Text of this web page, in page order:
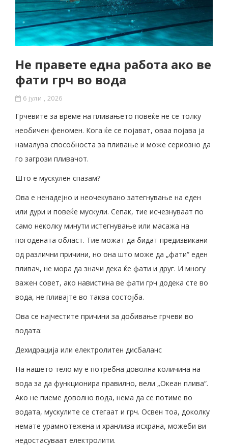
Не правете една работа ако ве
фати грч во вода
6 јули , 2026
Грчевите за време на пливањето повеќе не се толку
необичен феномен. Кога ќе се појават, оваа појава ја
намалува способноста за пливање и може сериозно да
го загрози пливачот.
Што е мускулен спазам?
Ова е ненадејно и неочекувано затегнување на еден
или дури и повеќе мускули. Сепак, тие исчезнуваат по
само неколку минути истегнување или масажа на
погодената област. Тие можат да бидат предизвикани
од различни причини, но она што може да „фати“ еден
пливач, не мора да значи дека ќе фати и друг. И многу
важен совет, ако навистина ве фати грч додека сте во
вода, не пливајте во таква состојба.
Ова се најчестите причини за добивање грчеви во
водата:
Дехидрација или електролитен дисбаланс
На нашето тело му е потребна доволна количина на
вода за да функционира правилно, вели „Океан плива“.
Ако не пиеме доволно вода, нема да се потиме во
водата, мускулите се стегаат и грч. Освен тоа, доколку
немате урамнотежена и хранлива исхрана, можеби ви
недостасуваат електролити.